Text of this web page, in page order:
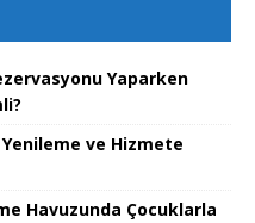
Yaparken
Yenileme ve Hizmete
Havuzunda Çocuklarla